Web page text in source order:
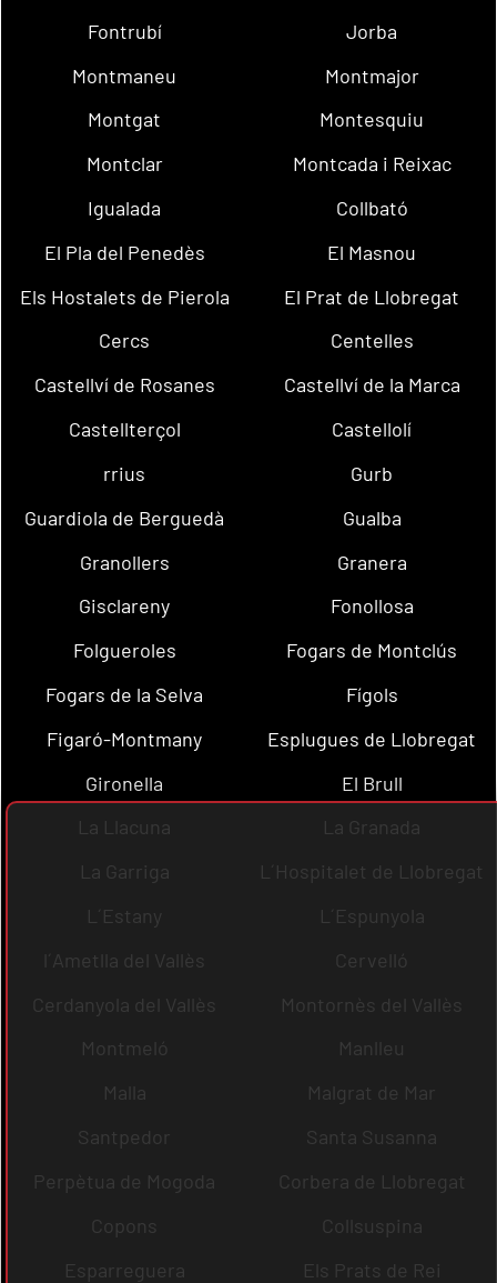
Fontrubí
Jorba
Montmaneu
Montmajor
Montgat
Montesquiu
Montclar
Montcada i Reixac
Igualada
Collbató
El Pla del Penedès
El Masnou
Els Hostalets de Pierola
El Prat de Llobregat
Cercs
Centelles
Castellví de Rosanes
Castellví de la Marca
Castellterçol
Castellolí
rrius
Gurb
Guardiola de Berguedà
Gualba
Granollers
Granera
Gisclareny
Fonollosa
Folgueroles
Fogars de Montclús
Fogars de la Selva
Fígols
Figaró-Montmany
Esplugues de Llobregat
Gironella
El Brull
La Llacuna
La Granada
La Garriga
L´Hospitalet de Llobregat
L´Estany
L´Espunyola
l´Ametlla del Vallès
Cervelló
Cerdanyola del Vallès
Montornès del Vallès
Montmeló
Manlleu
Malla
Malgrat de Mar
Santpedor
Santa Susanna
Perpètua de Mogoda
Corbera de Llobregat
Copons
Collsuspina
Esparreguera
Els Prats de Rei